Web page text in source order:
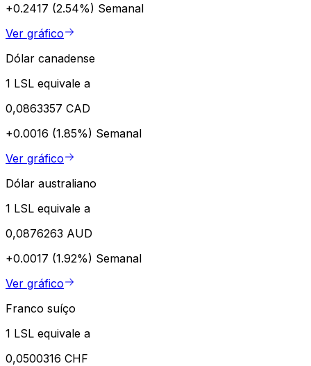
+0.2417 (2.54%) Semanal
Ver gráfico
Dólar canadense
1 LSL equivale a
0,0863357 CAD
+0.0016 (1.85%) Semanal
Ver gráfico
Dólar australiano
1 LSL equivale a
0,0876263 AUD
+0.0017 (1.92%) Semanal
Ver gráfico
Franco suíço
1 LSL equivale a
0,0500316 CHF